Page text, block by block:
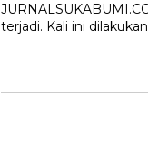
terjadi. Kali ini